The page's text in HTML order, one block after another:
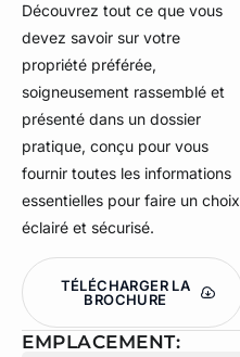
Découvrez tout ce que vous
devez savoir sur votre
propriété préférée,
soigneusement rassemblé et
présenté dans un dossier
pratique, conçu pour vous
fournir toutes les informations
essentielles pour faire un choix
éclairé et sécurisé.
TÉLÉCHARGER LA
BROCHURE
EMPLACEMENT: